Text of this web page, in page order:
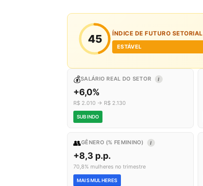
45 ÍNDICE DE FUTURO SETORIAL
ESTÁVEL
💰SALÁRIO REAL DO SETOR I
+6,0%
R$ 2.010 → R$ 2.130
SUBINDO
👥GÊNERO (% FEMININO) I
+8,3 p.p.
70,8% mulheres no trimestre
MAIS MULHERES